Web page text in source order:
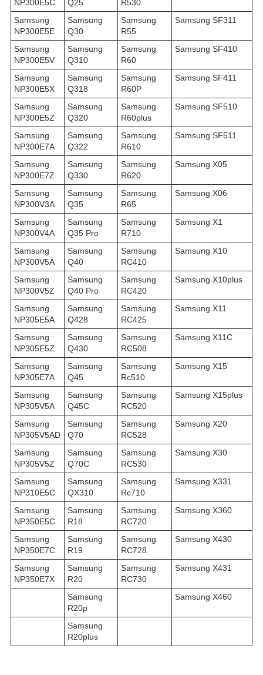
NP300E5C Q25
R530
Samsung
NP300E5E
Samsung
Q30
Samsung
R55
Samsung SF311
Samsung
NP300E5V
Samsung
Q310
Samsung
R60
Samsung SF410
Samsung
NP300E5X
Samsung
Q318
Samsung
R60P
Samsung SF411
Samsung
NP300E5Z
Samsung
Q320
Samsung
R60plus
Samsung SF510
Samsung
NP300E7A
Samsung
Q322
Samsung
R610
Samsung SF511
Samsung
NP300E7Z
Samsung
Q330
Samsung
R620
Samsung X05
Samsung
NP300V3A
Samsung
Q35
Samsung
R65
Samsung X06
Samsung
NP300V4A
Samsung
Q35 Pro
Samsung
R710
Samsung X1
Samsung
NP300V5A
Samsung
Q40
Samsung
RC410
Samsung X10
Samsung
NP300V5Z
Samsung
Q40 Pro
Samsung
RC420
Samsung X10plus
Samsung
NP305E5A
Samsung
Q428
Samsung
RC425
Samsung X11
Samsung
NP305E5Z
Samsung
Q430
Samsung
RC508
Samsung X11C
Samsung
NP305E7A
Samsung
Q45
Samsung
Rc510
Samsung X15
Samsung
NP305V5A
Samsung
Q45C
Samsung
RC520
Samsung X15plus
Samsung
NP305V5AD
Samsung
Q70
Samsung
RC528
Samsung X20
Samsung
NP305V5Z
Samsung
Q70C
Samsung
RC530
Samsung X30
Samsung
NP310E5C
Samsung
QX310
Samsung
Rc710
Samsung X331
Samsung
NP350E5C
Samsung
R18
Samsung
RC720
Samsung X360
Samsung
NP350E7C
Samsung
R19
Samsung
RC728
Samsung X430
Samsung
NP350E7X
Samsung
R20
Samsung
RC730
Samsung X431
Samsung
R20p
Samsung X460
Samsung
R20plus